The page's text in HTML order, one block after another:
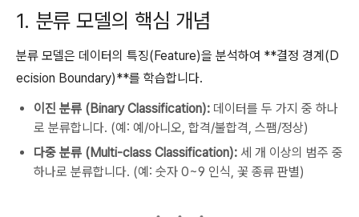
1. 분류 모델의 핵심 개념
분류 모델은 데이터의 특징(Feature)을 분석하여 **결정 경계(D
ecision Boundary)**를 학습합니다.
이진 분류 (Binary Classification): 데이터를 두 가지 중 하나
로 분류합니다. (예: 예/아니오, 합격/불합격, 스팸/정상)
다중 분류 (Multi-class Classification): 세 개 이상의 범주 중
하나로 분류합니다. (예: 숫자 0~9 인식, 꽃 종류 판별)